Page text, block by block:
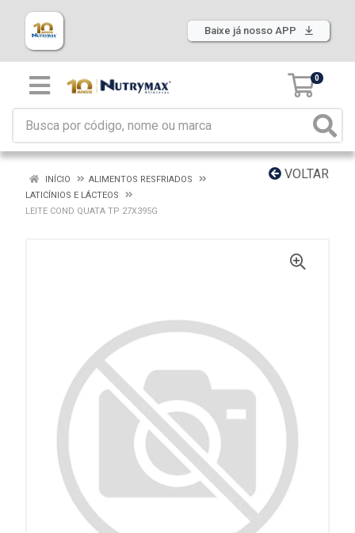
Baixe já nosso APP
0
VOLTAR
INÍCIO
ALIMENTOS RESFRIADOS
LATICÍNIOS E LÁCTEOS
LEITE COND QUATA TP 27X395G